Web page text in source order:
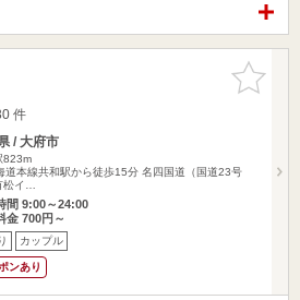
お気に入
りに追加
件
/ 大府市
823m
道本線共和駅から徒歩15分 名四国道（国道23号
松イ…
間 9:00～24:00
金 700円～
カップル
ンあり